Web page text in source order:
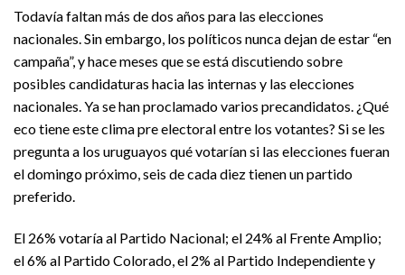
Todavía faltan más de dos años para las elecciones
nacionales. Sin embargo, los políticos nunca dejan de estar “en
campaña”, y hace meses que se está discutiendo sobre
posibles candidaturas hacia las internas y las elecciones
nacionales. Ya se han proclamado varios precandidatos. ¿Qué
eco tiene este clima pre electoral entre los votantes? Si se les
pregunta a los uruguayos qué votarían si las elecciones fueran
el domingo próximo, seis de cada diez tienen un partido
preferido.
El 26% votaría al Partido Nacional; el 24% al Frente Amplio;
el 6% al Partido Colorado, el 2% al Partido Independiente y